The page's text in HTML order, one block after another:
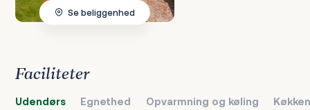
Se beliggenhed
Faciliteter
Udendørs Egnethed Opvarmning og køling